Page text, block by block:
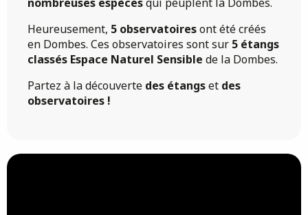
Heureusement, 5 observatoiresont été créés
en Dombes. Ces observatoires sont sur 5 étangs
classés Espace Naturel Sensible de la Dombes.
Partez à la découverte des étangset des
observatoires !